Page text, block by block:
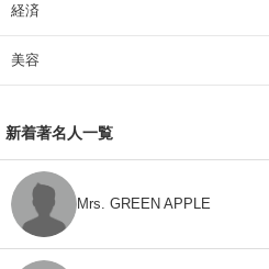
経済
美容
新着著名人一覧
Mrs. GREEN APPLE